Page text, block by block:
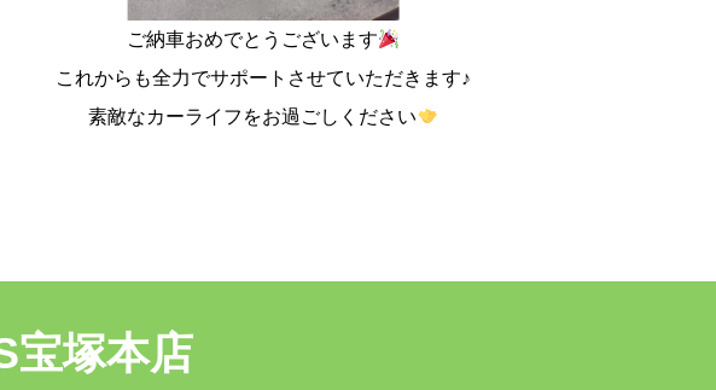
ご納車おめでとうございます
これからも全力でサポートさせていただきます♪
素敵なカーライフをお過ごしください
宝塚本店